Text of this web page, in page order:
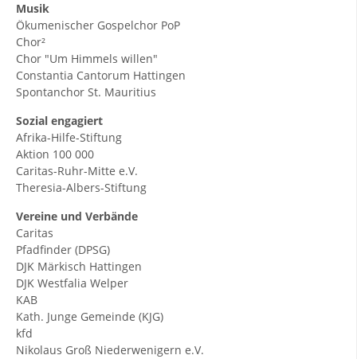
Musik
Ökumenischer Gospelchor PoP
Chor²
Chor "Um Himmels willen"
Constantia Cantorum Hattingen
Spontanchor St. Mauritius
Sozial engagiert
Afrika-Hilfe-Stiftung
Aktion 100 000
Caritas-Ruhr-Mitte e.V.
Theresia-Albers-Stiftung
Vereine und Verbände
Caritas
Pfadfinder (DPSG)
DJK Märkisch Hattingen
DJK Westfalia Welper
KAB
Kath. Junge Gemeinde (KJG)
kfd
Nikolaus Groß Niederwenigern e.V.